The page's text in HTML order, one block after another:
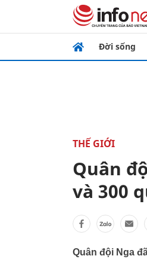
Đời sống
THẾ GIỚI
Quân
và 300
Quân đội Nga